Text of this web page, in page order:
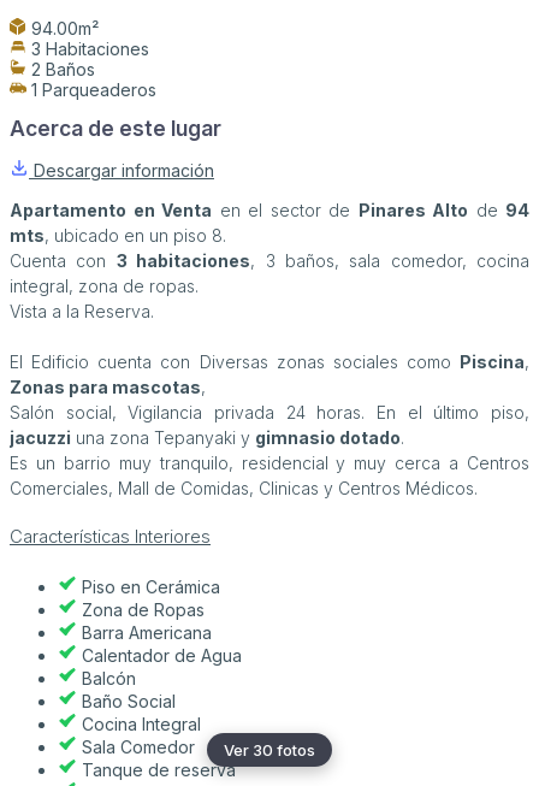
Ver 30 fotos
94.00m²
3 Habitaciones
2 Baños
1 Parqueaderos
Acerca de este lugar
Descargar información
Apartamento en Venta en el sector de Pinares Alto de 94
mts, ubicado en un piso 8.
Cuenta con 3 habitaciones, 3 baños, sala comedor, cocina
integral, zona de ropas.
Vista a la Reserva.
El Edificio cuenta con Diversas zonas sociales como Piscina,
Zonas para mascotas,
Salón social, Vigilancia privada 24 horas. En el último piso,
jacuzzi una zona Tepanyaki y gimnasio dotado.
Es un barrio muy tranquilo, residencial y muy cerca a Centros
Comerciales, Mall de Comidas, Clinicas y Centros Médicos.
Características Interiores
Piso en Cerámica
Zona de Ropas
Barra Americana
Calentador de Agua
Balcón
Baño Social
Cocina Integral
Sala Comedor
Tanque de reserva